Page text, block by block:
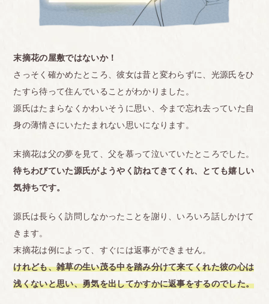
末摘花の屋敷ではないか！
さっそく確かめたところ、彼女は昔と変わらずに、光源氏をひ
たすら待って住んでいることがわかりました。
源氏はたまらなくかわいそうに思い、今まで忘れ去っていた自
身の薄情さにいたたまれない思いになります。
末摘花は父の夢を見て、父を慕って泣いていたところでした。
待ちわびていた源氏がようやく訪ねてきてくれ、とても嬉しい
気持ちです。
源氏は長らく訪問しなかったことを謝り、いろいろ話しかけて
きます。
末摘花は例によって、すぐには返事ができません。
けれども、雑草の生い茂る中を踏み分けて来てくれた彼の心は
浅くないと思い、勇気を出してかすかに返事をするのでした。